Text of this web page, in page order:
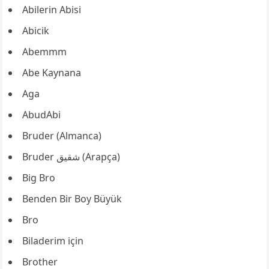
Abilerin Abisi
Abicik
Abemmm
Abe Kaynana
Aga
AbudAbi
Bruder (Almanca)
Bruder شقيق (Arapça)
Big Bro
Benden Bir Boy Büyük
Bro
Biladerim için
Brother